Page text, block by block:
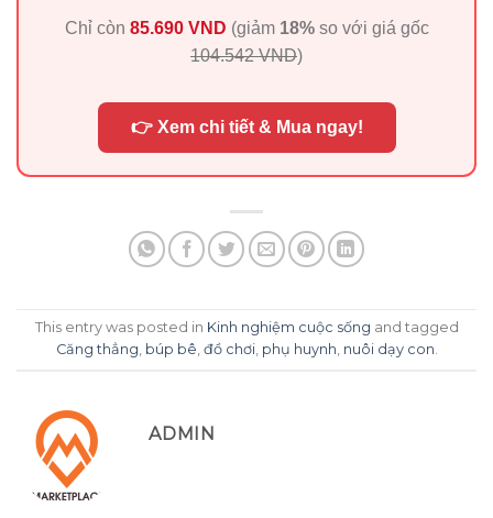
Chỉ còn 85.690 VND (giảm 18%so với giá gốc
104.542 VND)
👉 Xem chi tiết & Mua ngay!
This entry was posted in Kinh nghiệm cuộc sống and tagged
Căng thẳng búp bê đồ chơi, phụ huynh nuôi dạy con
ADMIN